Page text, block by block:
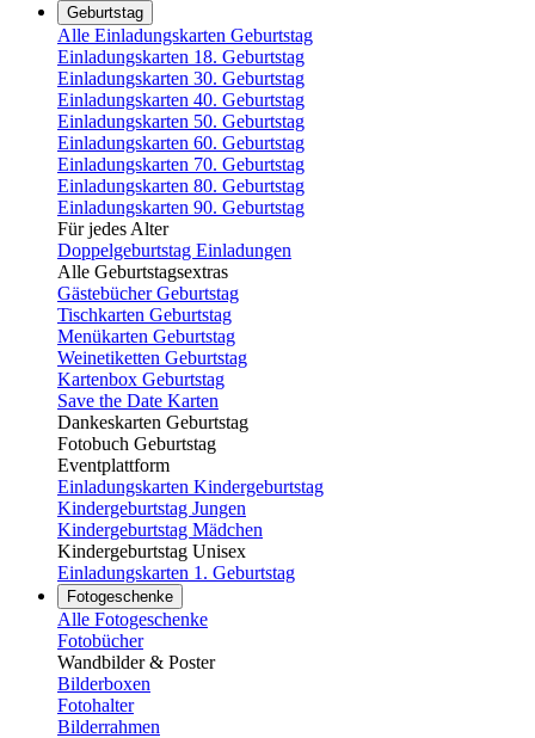
Geburtstag
Alle Einladungskarten Geburtstag
Einladungskarten 18. Geburtstag
Einladungskarten 30. Geburtstag
Einladungskarten 40. Geburtstag
Einladungskarten 50. Geburtstag
Einladungskarten 60. Geburtstag
Einladungskarten 70. Geburtstag
Einladungskarten 80. Geburtstag
Einladungskarten 90. Geburtstag
Für jedes Alter
Doppelgeburtstag Einladungen
Alle Geburtstagsextras
Gästebücher Geburtstag
Tischkarten Geburtstag
Menükarten Geburtstag
Weinetiketten Geburtstag
Kartenbox Geburtstag
Save the Date Karten
Dankeskarten Geburtstag
Fotobuch Geburtstag
Eventplattform
Einladungskarten Kindergeburtstag
Kindergeburtstag Jungen
Kindergeburtstag Mädchen
Kindergeburtstag Unisex
Einladungskarten 1. Geburtstag
Fotogeschenke
Alle Fotogeschenke
Fotobücher
Wandbilder & Poster
Bilderboxen
Fotohalter
Bilderrahmen